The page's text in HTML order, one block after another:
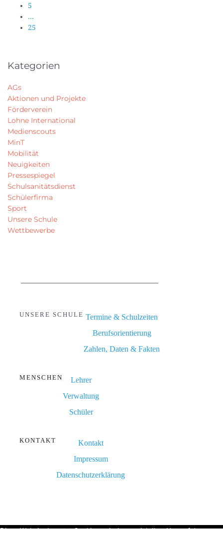
5
…
25
Kategorien
AGs
Aktionen und Projekte
Förderverein
Lohne International
Medienscouts
MinT
Mobilität
Neuigkeiten
Pressespiegel
Schulsanitätsdienst
Schülerfirma
Sport
Unsere Schule
Wettbewerbe
UNSERE SCHULE Termine & Schulzeiten
Berufsorientierung
Zahlen, Daten & Fakten
MENSCHEN
Lehrer
Verwaltung
Schüler
KONTAKT
Kontakt
Impressum
Datenschutzerklärung
Diese Website benutzt Cookies, mit denen sich Ihre Nutzerfahrung